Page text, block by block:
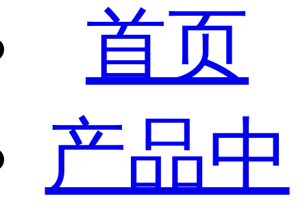
首页
产品中